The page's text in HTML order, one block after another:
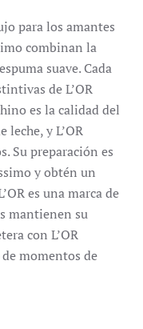
para los amantes
combinan la
suave. Cada
de L’OR
es la calidad del
leche, y L’OR
Su preparación es
y obtén un
es una marca de
mantienen su
con L’OR
momentos de